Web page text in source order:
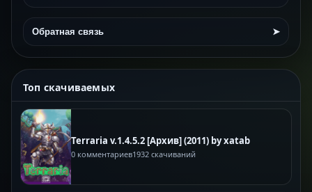
Обратная связь ➤
Топ скачиваемых
Terraria v.1.4.5.2 [Архив] (2011) by xatab
0 комментариев1932 скачиваний